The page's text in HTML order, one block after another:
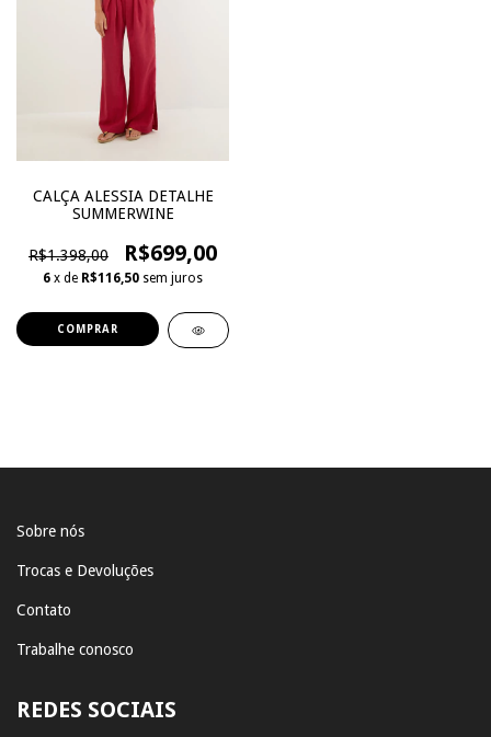
CALÇA ALESSIA DETALHE
SUMMERWINE
R$1.398,00 R$699,00
6 x de R$116,50 sem juros
COMPRAR
Sobre nós
Trocas e Devoluções
Contato
Trabalhe conosco
REDES SOCIAIS